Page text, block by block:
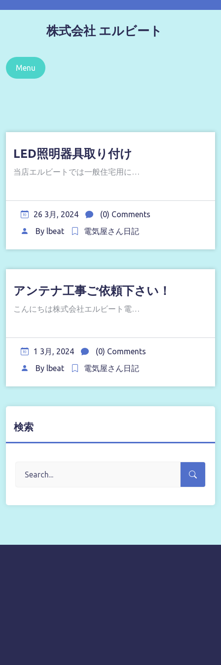
株式会社 エルビート
Menu
LED照明器具取り付け
当店エルビートでは一般住宅用に…
26 3月, 2024
(0) Comments
By lbeat 電気屋さん日記
アンテナ工事ご依頼下さい！
こんにちは株式会社エルビート電…
1 3月, 2024
(0) Comments
By lbeat 電気屋さん日記
検索